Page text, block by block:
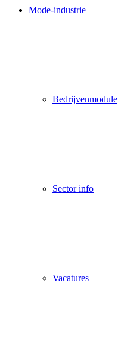
Mode-industrie
Bedrijvenmodule
Sector info
Vacatures